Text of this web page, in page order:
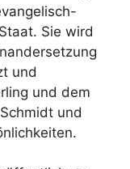
Sie wird
und
und dem
und